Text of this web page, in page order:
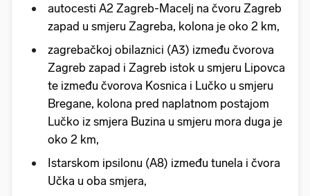
autocesti A2 Zagreb-Macelj na čvoru Zagreb
zapad u smjeru Zagreba, kolona je oko 2 km,
zagrebačkoj obilaznici (A3) između čvorova
Zagreb zapad i Zagreb istok u smjeru Lipovca
te između čvorova Kosnica i Lučko u smjeru
Bregane, kolona pred naplatnom postajom
Lučko iz smjera Buzina u smjeru mora duga je
oko 2 km,
Istarskom ipsilonu (A8) između tunela i čvora
Učka u oba smjera,